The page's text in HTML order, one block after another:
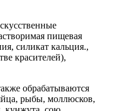
пищевая
силикат кальция.,
красителей),
обрабатываются
рыбы, моллюсков,